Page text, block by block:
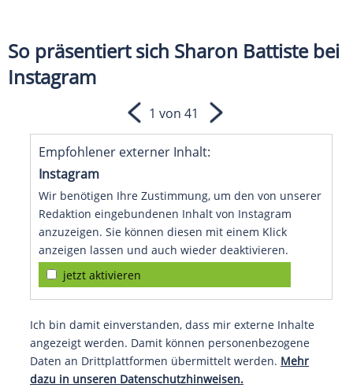
So präsentiert sich Sharon Battiste bei
Instagram
Empfohlener externer Inhalt:
Instagram
Wir benötigen Ihre Zustimmung, um den von unserer
Redaktion eingebundenen Inhalt von Instagram
anzuzeigen. Sie können diesen mit einem Klick
anzeigen lassen und auch wieder deaktivieren.
jetzt aktivieren
Ich bin damit einverstanden, dass mir externe Inhalte
angezeigt werden. Damit können personenbezogene
Daten an Drittplattformen übermittelt werden. Mehr
dazu in unseren Datenschutzhinweisen.
1 von 41